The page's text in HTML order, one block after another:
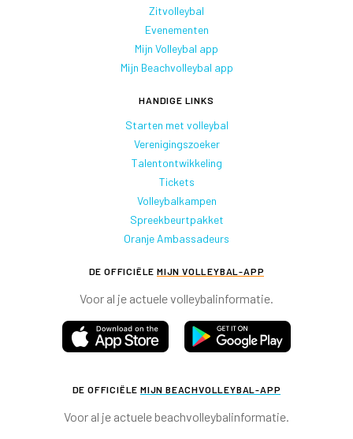
Zitvolleybal
Evenementen
Mijn Volleybal app
Mijn Beachvolleybal app
HANDIGE LINKS
Starten met volleybal
Verenigingszoeker
Talentontwikkeling
Tickets
Volleybalkampen
Spreekbeurtpakket
Oranje Ambassadeurs
DE OFFICIËLE MIJN VOLLEYBAL-APP
Voor al je actuele volleybalinformatie.
DE OFFICIËLE MIJN BEACHVOLLEYBAL-APP
Voor al je actuele beachvolleybalinformatie.